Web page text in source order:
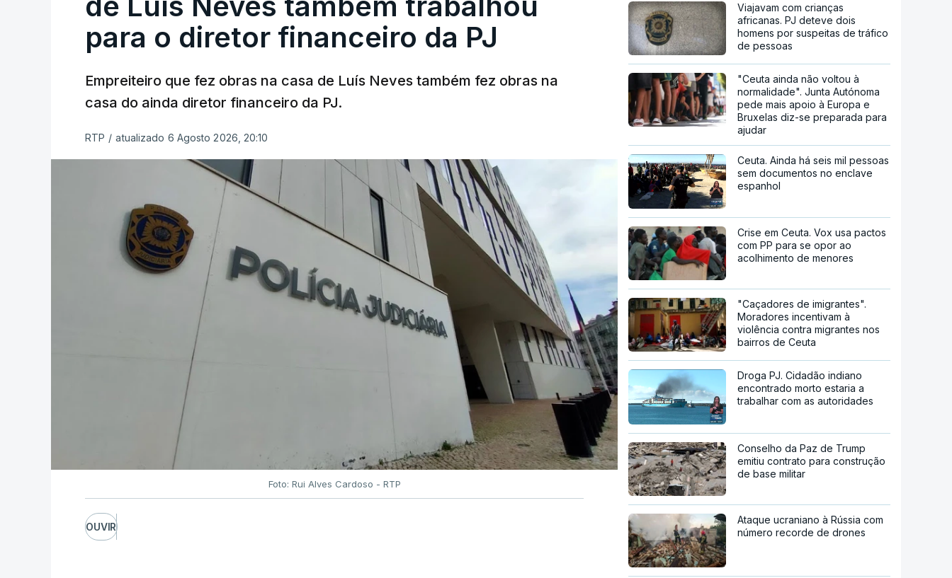
para o diretor financeiro da PJ
Empreiteiro que fez obras na casa de Luís Neves também fez obras na
casa do ainda diretor financeiro da PJ.
RTP / atualizado 6 Agosto 2026, 20:10
Foto: Rui Alves Cardoso - RTP
OUVIR
Viajavam com crianças
africanas. PJ deteve dois
homens por suspeitas de tráfico
de pessoas
"Ceuta ainda não voltou à
normalidade". Junta Autónoma
pede mais apoio à Europa e
Bruxelas diz-se preparada para
ajudar
Ceuta. Ainda há seis mil pessoas
sem documentos no enclave
espanhol
Crise em Ceuta. Vox usa pactos
com PP para se opor ao
acolhimento de menores
"Caçadores de imigrantes".
Moradores incentivam à
violência contra migrantes nos
bairros de Ceuta
Droga PJ. Cidadão indiano
encontrado morto estaria a
trabalhar com as autoridades
Conselho da Paz de Trump
emitiu contrato para construção
de base militar
Ataque ucraniano à Rússia com
número recorde de drones